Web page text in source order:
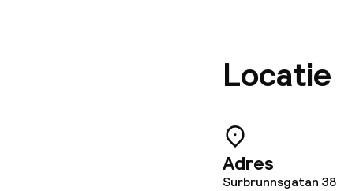
Locatie
Adres
Surbrunnsgatan 38